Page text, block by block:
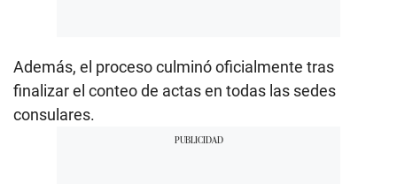
Además, el proceso culminó oficialmente tras
finalizar el conteo de actas en todas las sedes
consulares.